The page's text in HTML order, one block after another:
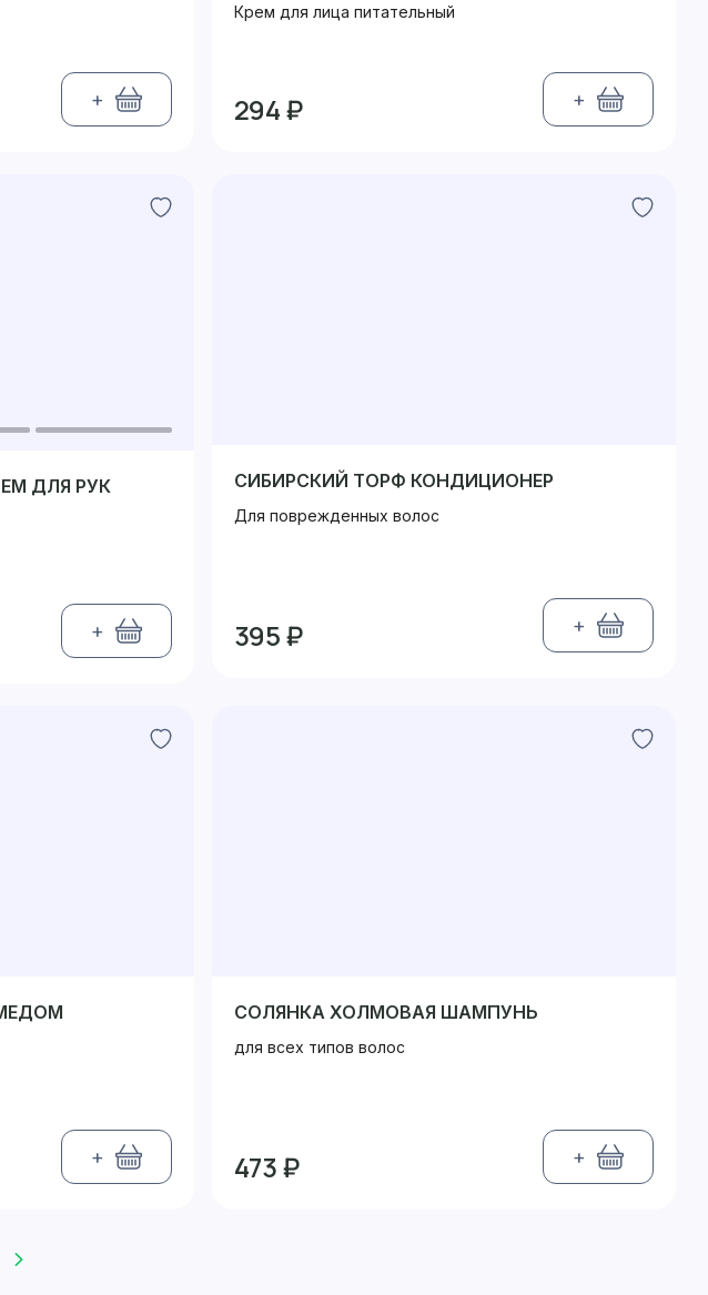
+
Крем для лица питательный
294 ₽ +
ДЛЯ РУК
+
СИБИРСКИЙ ТОРФ КОНДИЦИОНЕР
Для поврежденных волос
395 ₽ +
+
СОЛЯНКА ХОЛМОВАЯ ШАМПУНЬ
для всех типов волос
473 ₽ +